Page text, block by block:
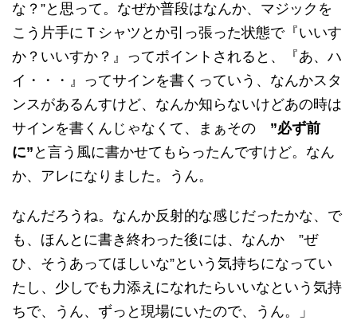
な？”と思って。なぜか普段はなんか、マジックを
こう片手にＴシャツとか引っ張った状態で『いいす
か？いいすか？』ってポイントされると、『あ、ハ
イ・・・』ってサインを書くっていう、なんかスタ
ンスがあるんすけど、なんか知らないけどあの時は
サインを書くんじゃなくて、まぁその ”必ず前
に” と言う風に書かせてもらったんですけど。なん
か、アレになりました。うん。
なんだろうね。なんか反射的な感じだったかな、で
も、ほんとに書き終わった後には、なんか ”ぜ
ひ、そうあってほしいな”という気持ちになってい
たし、少しでも力添えになれたらいいなという気持
ちで、うん、ずっと現場にいたので、うん。」